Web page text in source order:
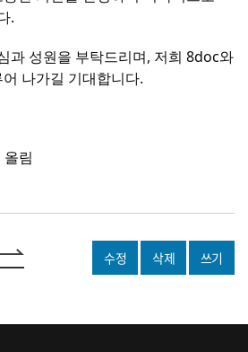
.
과 성원을 부탁드리며, 저희 8doc와
나가길 기대합니다.
림
수정 삭제 쓰기